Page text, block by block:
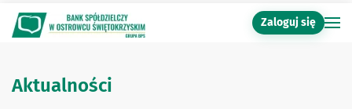
Zaloguj się
Aktualności